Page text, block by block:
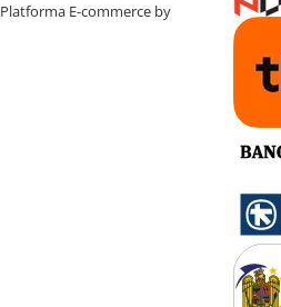
Platforma E-commerce by